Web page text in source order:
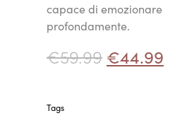
capace di emozionare
profondamente.
€59.99 €44.99
Tags